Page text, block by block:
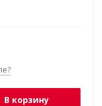
В корзину